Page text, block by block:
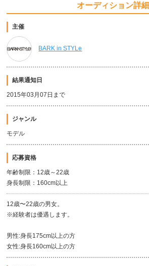
オーディション詳細
主催
BARK in STYLe
結果通知日
2015年03月07日まで
ジャンル
モデル
応募資格
年齢制限：12歳～22歳
身長制限：160cm以上
12歳〜22歳の男女。
※経験者は優遇します。
男性:身長175cm以上の方
女性:身長160cm以上の方